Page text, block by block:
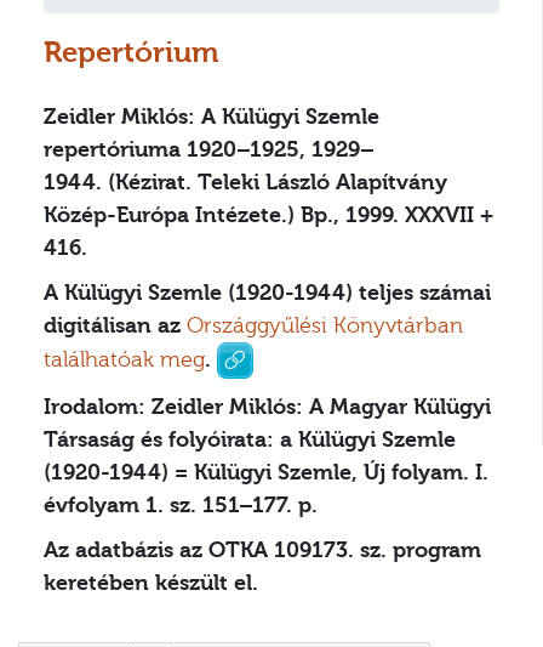
Repertórium
Zeidler Miklós: A Külügyi Szemle
repertóriuma 1920–1925, 1929–
1944. (Kézirat. Teleki László Alapítvány
Közép-Európa Intézete.) Bp., 1999. XXXVII +
416.
A Külügyi Szemle (1920-1944) teljes számai
digitálisan az Országgyűlési Könyvtárban
találhatóak meg.
Irodalom: Zeidler Miklós: A Magyar Külügyi
Társaság és folyóirata: a Külügyi Szemle
(1920-1944) = Külügyi Szemle, Új folyam. I.
évfolyam 1. sz. 151–177. p.
Az adatbázis az OTKA 109173. sz. program
keretében készült el.